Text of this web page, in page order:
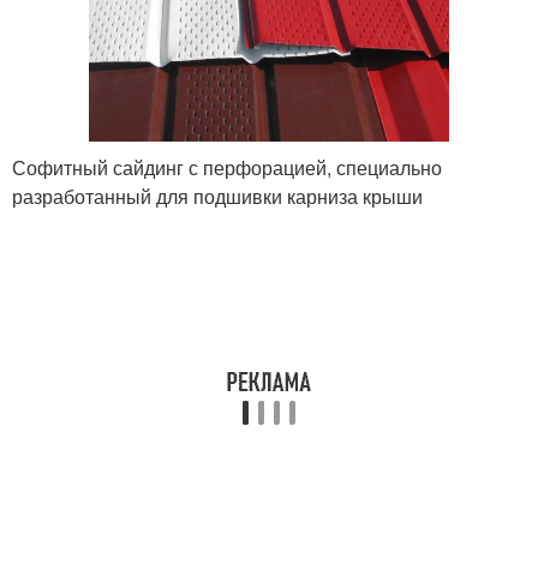
Софитный сайдинг с перфорацией, специально
разработанный для подшивки карниза крыши